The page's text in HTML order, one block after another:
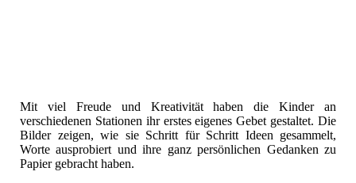
Mit viel Freude und Kreativität haben die Kinder an
verschiedenen Stationen ihr erstes eigenes Gebet gestaltet. Die
Bilder zeigen, wie sie Schritt für Schritt Ideen gesammelt,
Worte ausprobiert und ihre ganz persönlichen Gedanken zu
Papier gebracht haben.